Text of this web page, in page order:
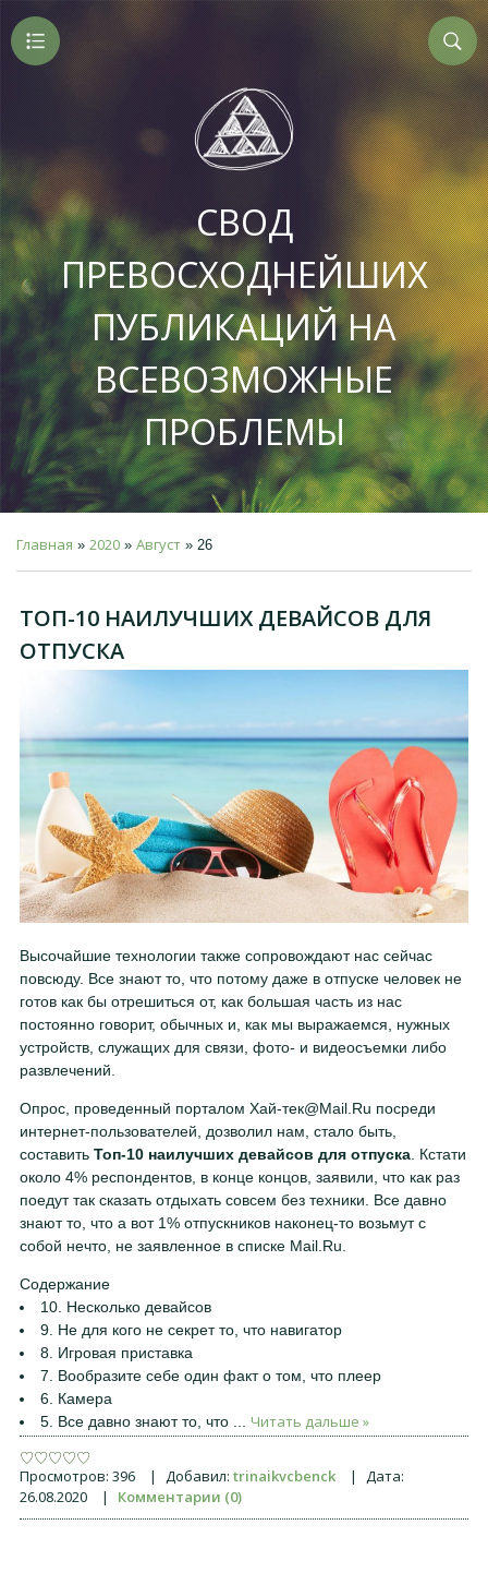
СВОД
ПРЕВОСХОДНЕЙШИХ
ПУБЛИКАЦИЙ НА
ВСЕВОЗМОЖНЫЕ
ПРОБЛЕМЫ
Главная » 2020 » Август » 26
ТОП-10 НАИЛУЧШИХ ДЕВАЙСОВ ДЛЯ
ОТПУСКА
Высочайшие технологии также сопровождают нас сейчас
повсюду. Все знают то, что потому даже в отпуске человек не
готов как бы отрешиться от, как большая часть из нас
постоянно говорит, обычных и, как мы выражаемся, нужных
устройств, служащих для связи, фото- и видеосъемки либо
развлечений.
Опрос, проведенный порталом Хай-тек@Mail.Ru посреди
интернет-пользователей, дозволил нам, стало быть,
составить Топ-10 наилучших девайсов для отпуска . Кстати
около 4% респондентов, в конце концов, заявили, что как раз
поедут так сказать отдыхать совсем без техники. Все давно
знают то, что а вот 1% отпускников наконец-то возьмут с
собой нечто, не заявленное в списке Mail.Ru.
Содержание
10. Несколько девайсов
9. Не для кого не секрет то, что навигатор
8. Игровая приставка
7. Вообразите себе один факт о том, что плеер
6. Камера
5. Все давно знают то, что
Читать дальше »
Просмотров: 396 | Добавил: trinaikvcbenck |
Дата:
26.08.2020
| Комментарии (0)